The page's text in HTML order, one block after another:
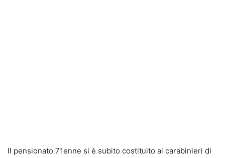
Il pensionato 71enne si è subito costituito ai carabinieri di